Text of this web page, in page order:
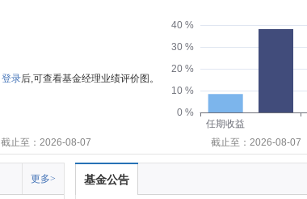
登录后,可查看基金经理业绩评价图。
0 %
10 %
20 %
30 %
40 %
任期收益
截止至：2026-08-07
截止至：2026-08-07
更多> 基金公告